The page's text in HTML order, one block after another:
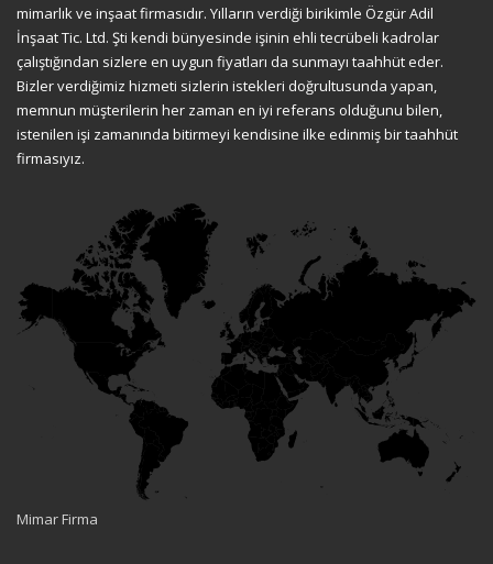
mimarlık ve inşaat firmasıdır. Yılların verdiği birikimle Özgür Adil
İnşaat Tic. Ltd. Şti kendi bünyesinde işinin ehli tecrübeli kadrolar
çalıştığından sizlere en uygun fiyatları da sunmayı taahhüt eder.
Bizler verdiğimiz hizmeti sizlerin istekleri doğrultusunda yapan,
memnun müşterilerin her zaman en iyi referans olduğunu bilen,
istenilen işi zamanında bitirmeyi kendisine ilke edinmiş bir taahhüt
firmasıyız.
Mimar Firma